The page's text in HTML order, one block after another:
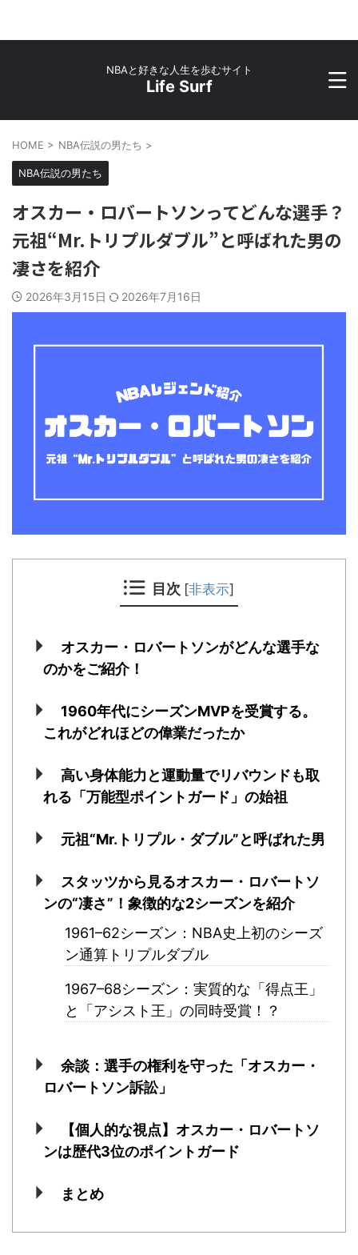
NBAと好きな人生を歩むサイト
Life Surf
HOME > NBA伝説の男たち >
NBA伝説の男たち
オスカー・ロバートソンってどんな選手？
元祖“Mr.トリプルダブル”と呼ばれた男の
凄さを紹介
2026年3月15日 2026年7月16日
目次 [非表示]
オスカー・ロバートソンがどんな選手な
のかをご紹介！
1960年代にシーズンMVPを受賞する。
これがどれほどの偉業だったか
高い身体能力と運動量でリバウンドも取
れる「万能型ポイントガード」の始祖
元祖“Mr.トリプル・ダブル”と呼ばれた男
スタッツから見るオスカー・ロバートソ
ンの“凄さ”！象徴的な2シーズンを紹介
1961–62シーズン：NBA史上初のシーズ
ン通算トリプルダブル
1967–68シーズン：実質的な「得点王」
と「アシスト王」の同時受賞！？
余談：選手の権利を守った「オスカー・
ロバートソン訴訟」
【個人的な視点】オスカー・ロバートソ
ンは歴代3位のポイントガード
まとめ